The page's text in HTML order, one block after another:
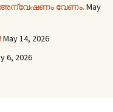
അന്വേഷണം വേണം. May
May 14, 2026
6, 2026